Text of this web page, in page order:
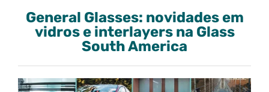
General Glasses: novidades em
vidros e interlayers na Glass
South America